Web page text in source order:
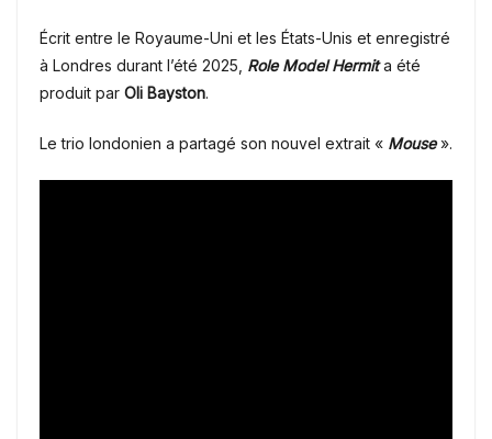
Écrit entre le Royaume-Uni et les États-Unis et enregistré
à Londres durant l’été 2025, Role Model Hermita été
produit par Oli Bayston.
Le trio londonien a partagé son nouvel extrait « Mouse».